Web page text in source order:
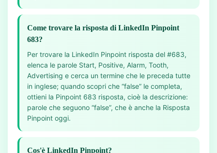
Come trovare la risposta di LinkedIn Pinpoint
683?
Per trovare la LinkedIn Pinpoint risposta del #683,
elenca le parole Start, Positive, Alarm, Tooth,
Advertising e cerca un termine che le preceda tutte
in inglese; quando scopri che “false” le completa,
ottieni la Pinpoint 683 risposta, cioè la descrizione:
parole che seguono “false”, che è anche la Risposta
Pinpoint oggi.
Cos'è LinkedIn Pinpoint?